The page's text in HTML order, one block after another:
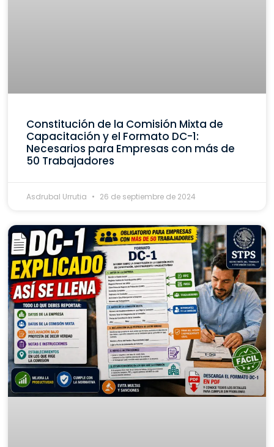
Constitución de la Comisión Mixta de
Capacitación y el Formato DC-1:
Necesarios para Empresas con más de
50 Trabajadores
Asdrubal Urrutia 26 de septiembre de 2024